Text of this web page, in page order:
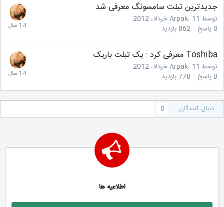
جدیدترین تبلت سامسونگ معرفی شد
توسط Arpak ،11 خرداد، 2012
0پاسخ 862 بازدید
Toshiba معرفی کرد : یک تبلت باریک
توسط Arpak ،11 خرداد، 2012
0پاسخ 778بازدید
دنبال کنندگان 0
اطلاعیه ها